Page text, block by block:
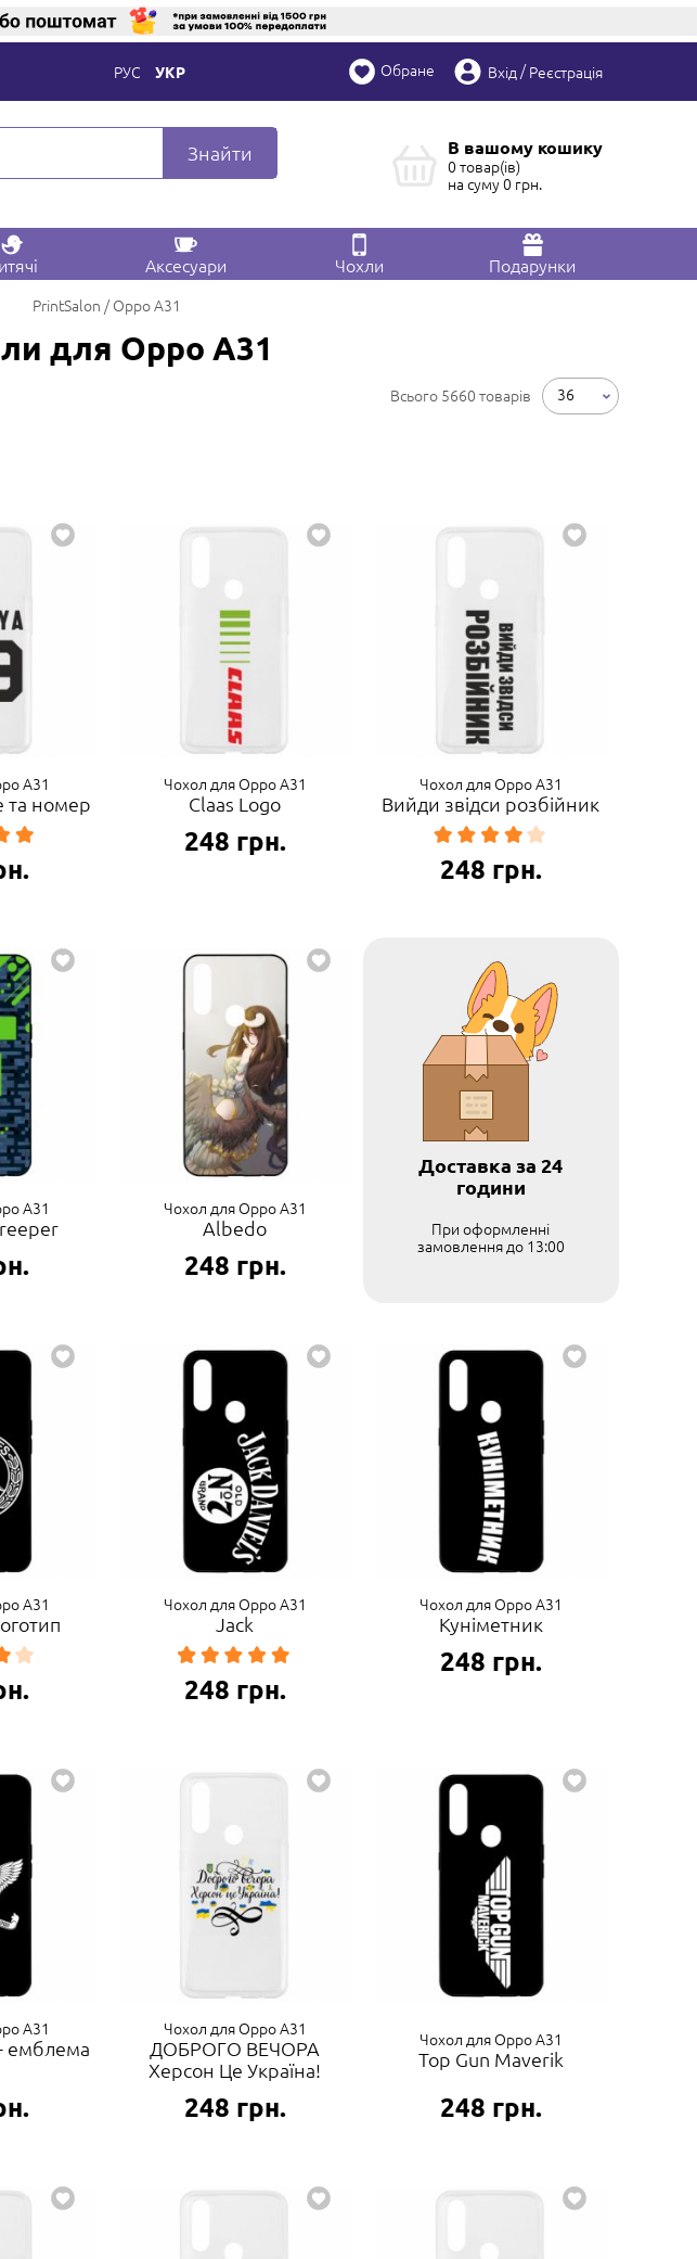
РУС УКР Обране Вхід /Реєстрація
Знайти В вашому кошику
0 товар(ів)
на суму0 грн.
Аксесуари Чохли Подарунки
PrintSalon Oppo A31
для Oppo A31
Всього 5660 товарів 36
A31
та номер
Чохол для Oppo A31
Claas Logo
248 грн.
Чохол для Oppo A31
Вийди звідси розбійник
248 грн.
A31 Чохол для Oppo A31
Albedo
248 грн.
Доставка за 24
години
При оформленні
замовлення до 13:00
A31 Чохол для Oppo A31
Jack
248 грн.
Чохол для Oppo A31
Куніметник
248 грн.
A31
емблема
Чохол для Oppo A31
ДОБРОГО ВЕЧОРА
Херсон Це Україна!
248 грн.
Чохол для Oppo A31
Top Gun Maverik
248 грн.